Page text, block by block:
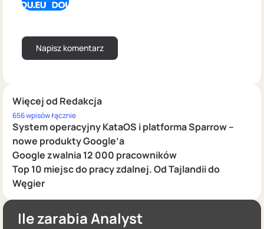
Więcej od Redakcja
656 wpisów łącznie
System operacyjny KataOS i platforma Sparrow –
nowe produkty Google’a
Google zwalnia 12 000 pracowników
Top 10 miejsc do pracy zdalnej. Od Tajlandii do
Węgier
Ile zarabia Analyst